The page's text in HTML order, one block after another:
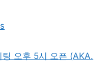
오후 5시 오픈 (AKA.